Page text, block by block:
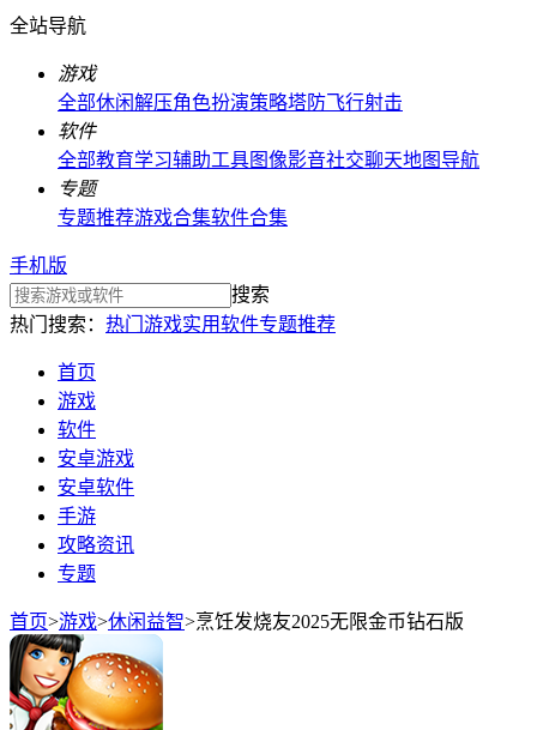
全站导航
游戏
全部休闲解压角色扮演策略塔防飞行射击
软件
全部教育学习辅助工具图像影音社交聊天地图导航
专题
专题推荐游戏合集软件合集
手机版
搜索
热门搜索： 热门游戏实用软件专题推荐
首页
游戏
软件
安卓游戏
安卓软件
手游
攻略资讯
专题
首页>游戏>休闲益智>烹饪发烧友2025无限金币钻石版